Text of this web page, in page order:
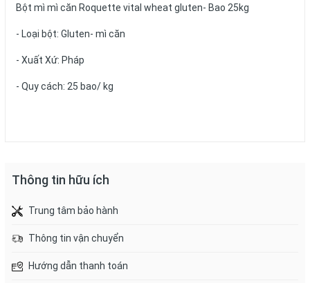
Bột mì mì căn Roquette vital wheat gluten- Bao 25kg
- Loại bột: Gluten- mì căn
- Xuất Xứ: Pháp
- Quy cách: 25 bao/ kg
Thông tin hữu ích
Trung tâm bảo hành
Thông tin vận chuyển
Hướng dẫn thanh toán